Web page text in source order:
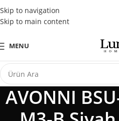
Skip to navigation
Skip to main content
Tüm Kredi Kartlarına Peşin
MENU
AVONNI